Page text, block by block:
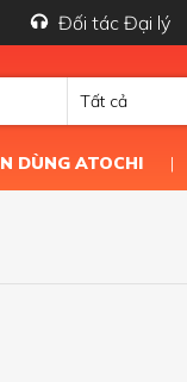
Đối tác Đại lý
Tất cả
DÙNG ATOCHI